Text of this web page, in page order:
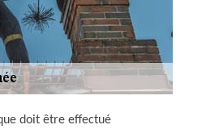
doit être effectué